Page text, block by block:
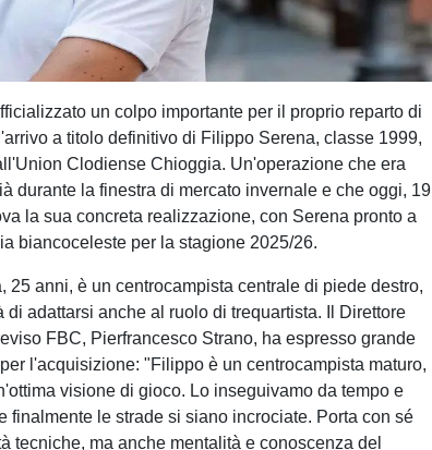
un colpo importante per il proprio reparto di
a titolo definitivo di Filippo Serena, classe 1999,
Clodiense Chioggia. Un'operazione che era
durante la finestra di mercato invernale e che oggi, 19
la sua concreta realizzazione, con Serena pronto a
biancoceleste per la stagione 2025/26.
25 anni, è un centrocampista centrale di piede destro,
di adattarsi anche al ruolo di trequartista. Il Direttore
FBC, Pierfrancesco Strano, ha espresso grande
l'acquisizione: "Filippo è un centrocampista maturo,
visione di gioco. Lo inseguivamo da tempo e
finalmente le strade si siano incrociate. Porta con sé
tecniche, ma anche mentalità e conoscenza del